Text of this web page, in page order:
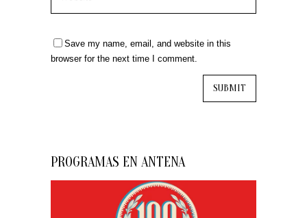
Save my name, email, and website in this
browser for the next time I comment.
PROGRAMAS EN ANTENA